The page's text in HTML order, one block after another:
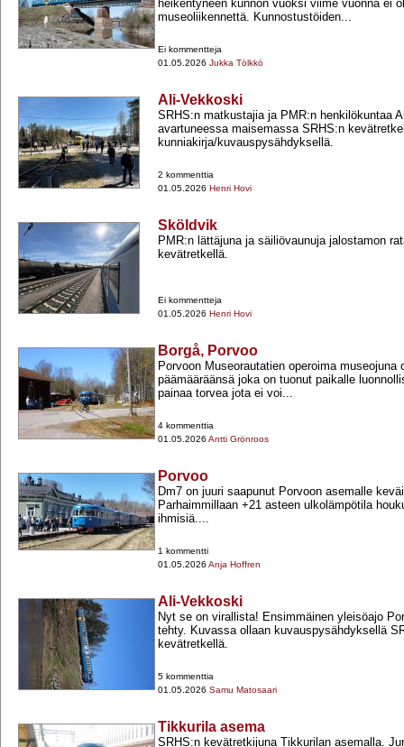
heikentyneen kunnon vuoksi viime vuonna ei
museoliikennettä. Kunnostustöiden...
Ei kommentteja
01.05.2026 Jukka Tölkkö
Ali-Vekkoski
SRHS:n matkustajia ja PMR:n henkilökuntaa
avartuneessa maisemassa SRHS:n
kunniakirja/kuvauspysähdyksellä.
2 kommenttia
01.05.2026 Henri Hovi
Sköldvik
PMR:n lättäjuna ja säiliövaunuja jalostamon
kevätretkellä.
Ei kommentteja
01.05.2026 Henri Hovi
Borgå, Porvoo
Porvoon Museorautatien operoima museojuna
päämääräänsä joka on tuonut paikalle
painaa torvea jota ei voi...
4 kommenttia
01.05.2026 Antti Grönroos
Porvoo
Dm7 on juuri saapunut Porvoon asemalle
Parhaimmillaan +​21 asteen ulkolämpötila
ihmisiä....
1 kommentti
01.05.2026 Anja Hoffren
Ali-Vekkoski
Nyt se on virallista! Ensimmäinen yleisöajo
tehty. Kuvassa ollaan kuvauspysähdyksellä
kevätretkellä.
5 kommenttia
01.05.2026 Samu Matosaari
Tikkurila asema
SRHS:n kevätretkijuna Tikkurilan asemalla.